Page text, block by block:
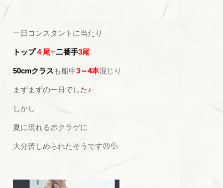
一日コンスタントに当たり
トップ４尾⭐二番手3尾
50cmクラス も船中3～4本混じり
まずまずの一日でした♪
しかし
夏に現れる赤クラゲに
大分苦しめられたそうです😣💦